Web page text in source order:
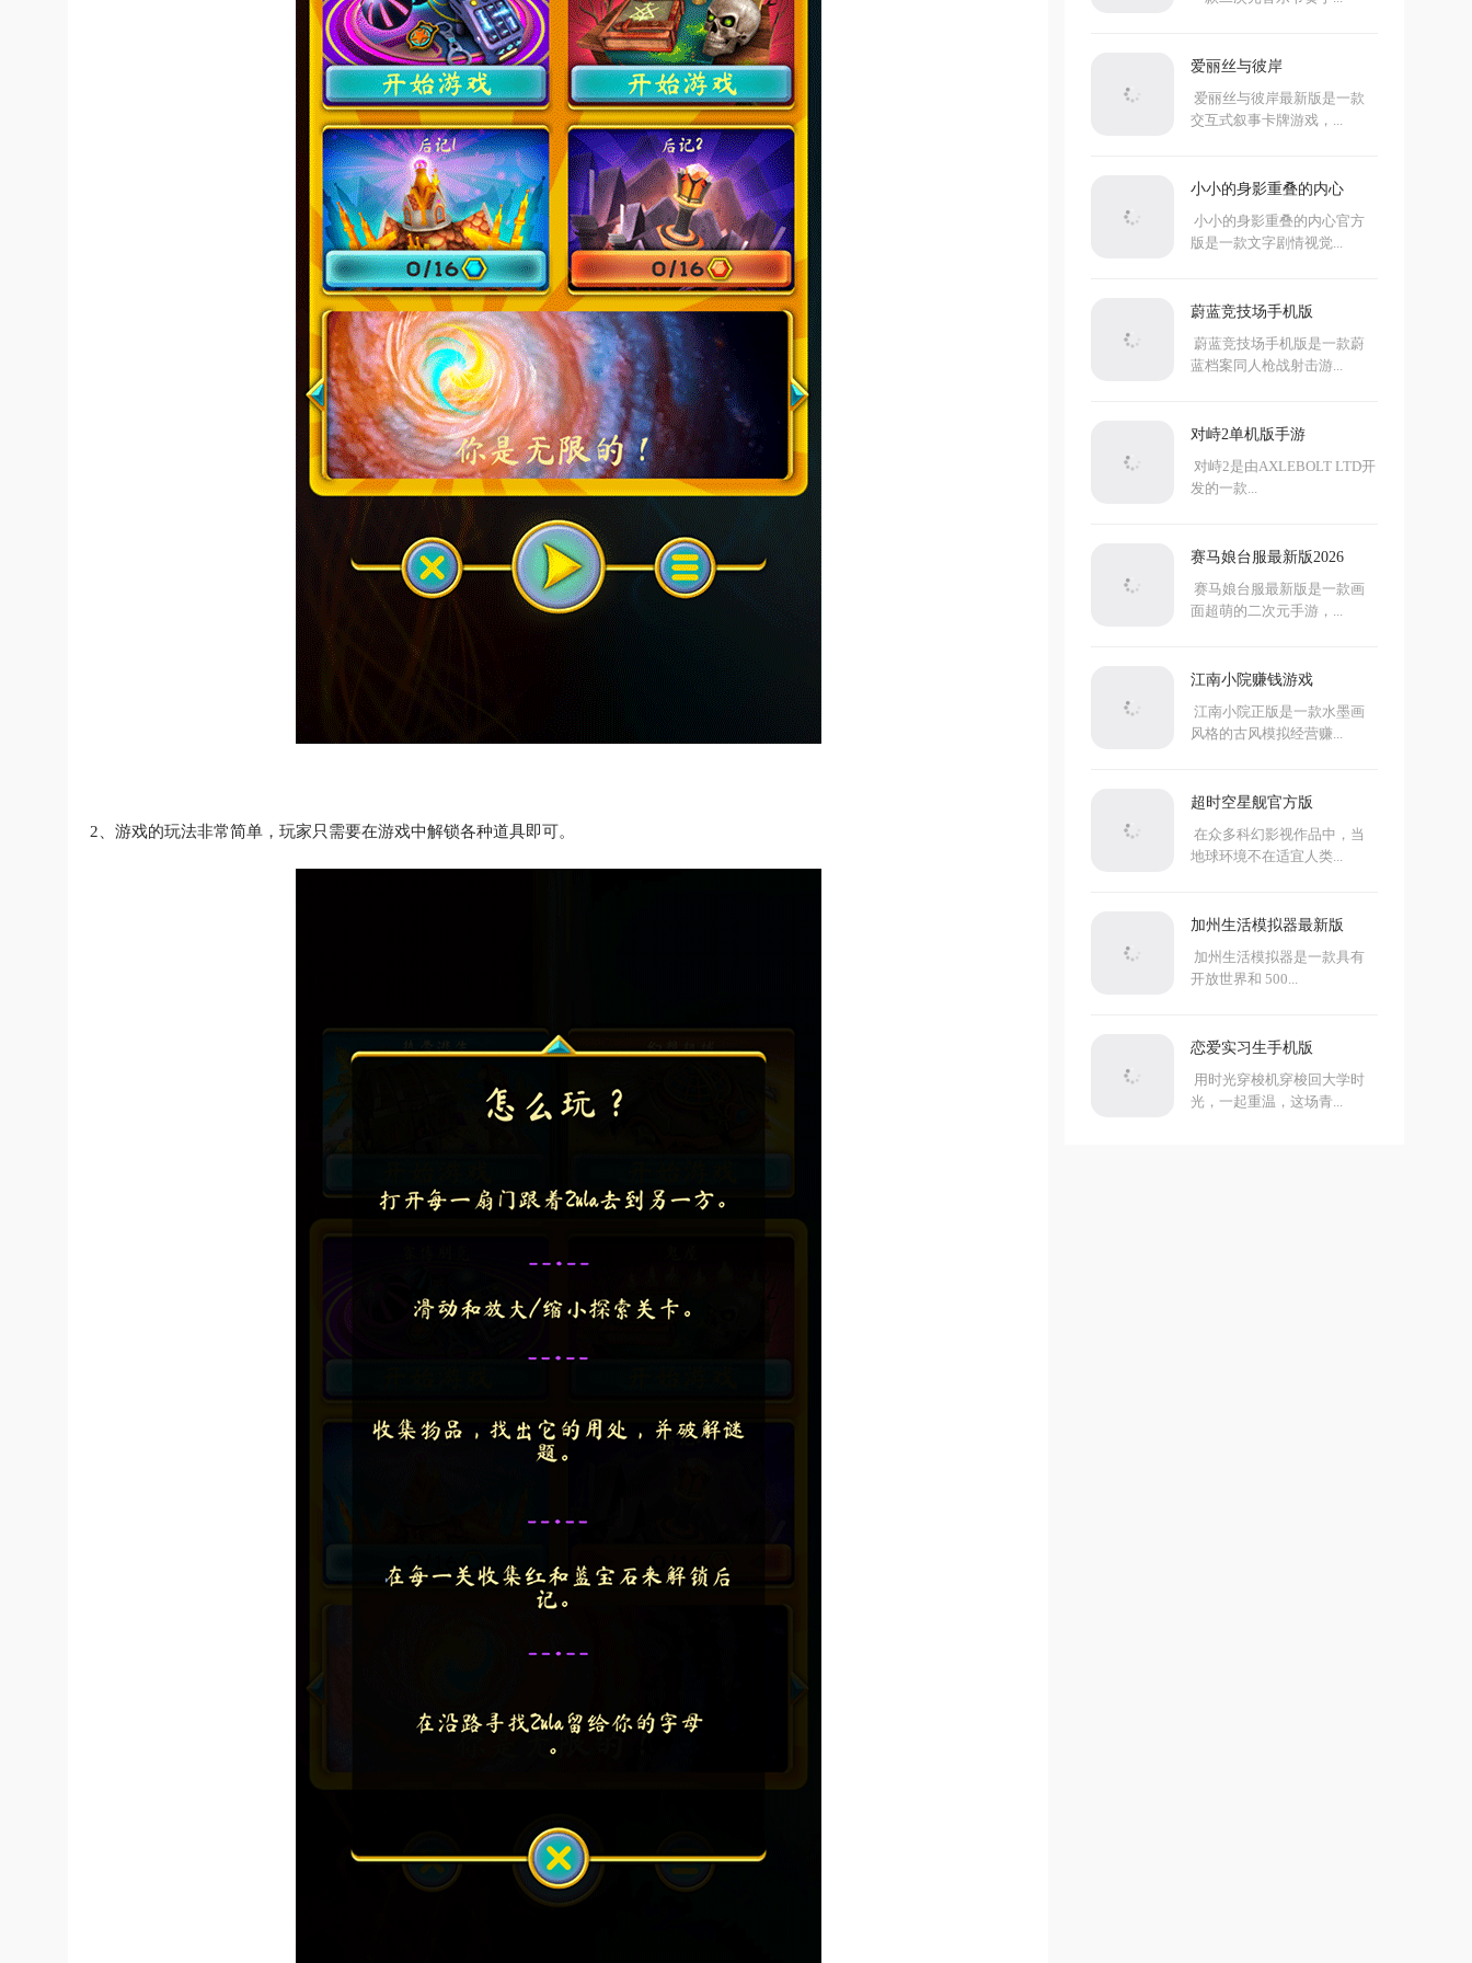
2、游戏的玩法非常简单，玩家只需要在游戏中解锁各种道具即可。
爱丽丝与彼岸
爱丽丝与彼岸最新版是一款
交互式叙事卡牌游戏，...
小小的身影重叠的内心
小小的身影重叠的内心官方
版是一款文字剧情视觉...
蔚蓝竞技场手机版
蔚蓝竞技场手机版是一款蔚
蓝档案同人枪战射击游...
对峙2单机版手游
对峙2是由AXLEBOLT LTD开
发的一款...
赛马娘台服最新版2026
赛马娘台服最新版是一款画
面超萌的二次元手游，...
江南小院赚钱游戏
江南小院正版是一款水墨画
风格的古风模拟经营赚...
超时空星舰官方版
在众多科幻影视作品中，当
地球环境不在适宜人类...
加州生活模拟器最新版
加州生活模拟器是一款具有
开放世界和 500...
恋爱实习生手机版
用时光穿梭机穿梭回大学时
光，一起重温，这场青...